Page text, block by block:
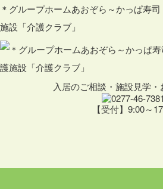
＊グループホームあおぞら～かっぱ寿
施設「介護クラブ」
入居のご相談・施設見学
【受付】9:00～